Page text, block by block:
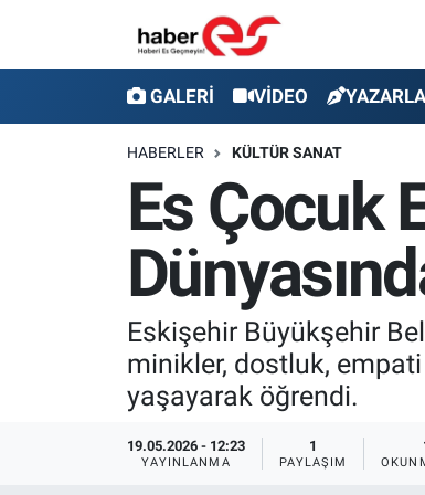
GALERİ VİDEO
HABERLER KÜLTÜR SANAT
Es Çocuk
Eskişehir Büyükşehir
minikler, dostluk,
yaşayarak öğrendi.
19.05.2026 - 12:23
YAYINLANMA
1
PAYLAŞIM
YAZARLAR
GÜNDEM
TEKNOLOJİ
Eskişehir Nöbetçi Eczaneler
Eskişehir Hava Durumu
Eskişehir Trafik Yoğunluk Haritası
Süper Lig Puan Durumu ve Fikstür
Son Dakika Haberleri